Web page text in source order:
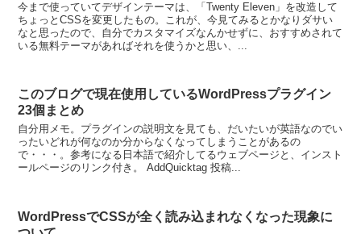
今まで使っていてデザインテーマは、「Twenty Eleven」を改造して
ちょっとCSSを変更したもの。これが、今見てみるとかなりダサい
なと思ったので、自分でカスタマイズなんかせずに、おすすめされて
いる無料テーマがあればそれを使うかと思い、...
このブログで現在使用しているWordPressプラグイン
23個まとめ
自分用メモ。プラグインの説明文を見ても、だいたいが英語なのでい
ったいどれが何なのか分からなくなってしまうことがあるの
で・・・。参考になる日本語で紹介してるウェブページと、インスト
ールページのリンク付き。 AddQuicktag 投稿...
WordPressでCSSが全く読み込まれなくなった現象に